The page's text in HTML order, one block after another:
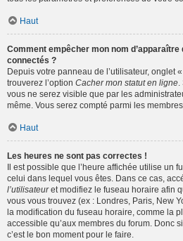
Haut
Comment empêcher mon nom
connectés ?
Depuis votre panneau de l’utilisateur, onglet
trouverez l’option Cacher mon statut en ligne.
vous ne serez visible que par les
même. Vous serez compté parmi les
Haut
Les heures ne sont pas correctes !
Il est possible que l’heure affichée utilise un
celui dans lequel vous êtes. Dans ce cas,
l’utilisateuret modifiez le fuseau horaire afin
vous vous trouvez (ex : Londres, Paris, New
la modification du fuseau horaire, comme la
accessible qu’aux membres du forum. Donc
c’est le bon moment pour le faire.